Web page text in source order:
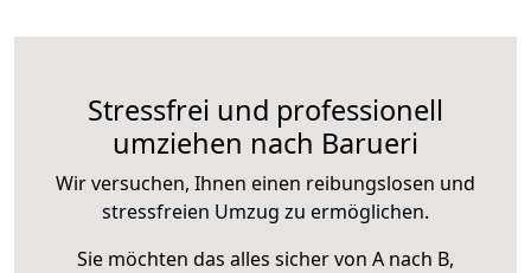
Stressfrei und professionell
umziehen nach Barueri
Wir versuchen, Ihnen einen reibungslosen und
stressfreien Umzug zu ermöglichen.
Sie möchten das alles sicher von A nach B,